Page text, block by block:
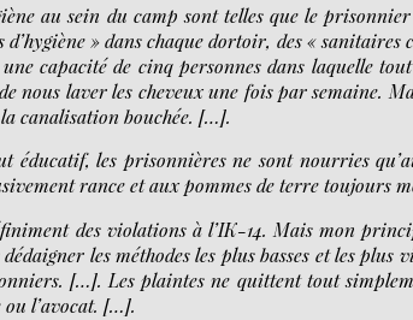
au sein du camp sont telles que le
d’hygiène » dans chaque dortoir, des «
capacité de cinq personnes dans laquelle
nous laver les cheveux une fois par semaine.
la canalisation bouchée. […].
éducatif, les prisonnières ne sont nourries
rance et aux pommes de terre toujours
des violations à l’IK-14. Mais mon
dédaigner les méthodes les plus basses et les
[…]. Les plaintes ne quittent tout
l’avocat. […].